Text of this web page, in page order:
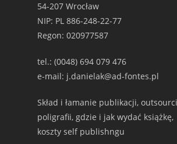
54-207 Wrocław
NIP: PL 886-248-22-77
Regon: 020977587
tel.: (0048) 694 079 476
e-mail: j.danielak@ad-fontes.pl
Skład i łamanie publikacji,
poligrafii, gdzie i jak wydać książkę,
koszty self publishngu